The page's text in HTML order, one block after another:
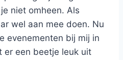
niet omheen. Als
wel aan mee doen. Nu
evenementen bij mij in
er een beetje leuk uit